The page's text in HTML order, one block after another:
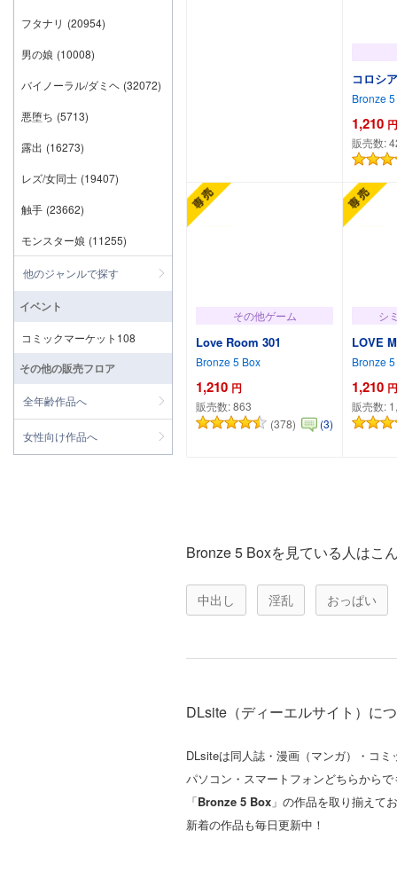
コロシ
Bronze
1,210 円
販売数:
その他ゲーム
Love Room 301
Bronze 5 Box
1,210 円
販売数:863
(378)
(3)
シ
LOVE
Bronze
1,210 円
販売数:
Bronze 5 Boxを見ている人はこ
中出し 淫乱 おっぱい
DLsite（ディーエルサイト）に
DLsiteは同人誌・漫画（マンガ）・コ
パソコン・スマートフォンどちらから
「Bronze 5 Box 」の作品を取り揃えて
新着の作品も毎日更新中！
フタナリ (20954)
男の娘 (10008)
バイノーラル/ダミヘ (32072)
悪堕ち (5713)
露出 (16273)
レズ/女同士 (19407)
触手 (23662)
モンスター娘 (11255)
他のジャンルで探す
イベント
コミックマーケット108
その他の販売フロア
全年齢作品へ
女性向け作品へ